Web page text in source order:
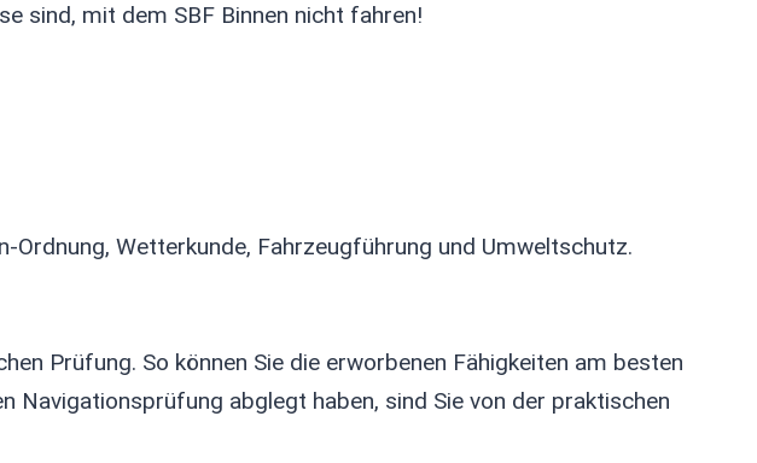
sind, mit dem SBF Binnen nicht fahren!
Wetterkunde, Fahrzeugführung und Umweltschutz.
Prüfung. So können Sie die erworbenen Fähigkeiten am besten
Navigationsprüfung abglegt haben, sind Sie von der praktischen